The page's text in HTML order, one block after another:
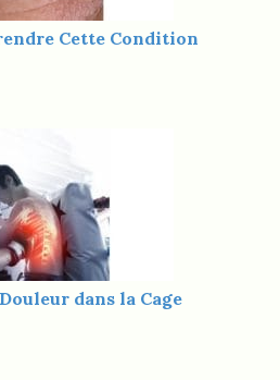
Cette Condition
dans la Cage